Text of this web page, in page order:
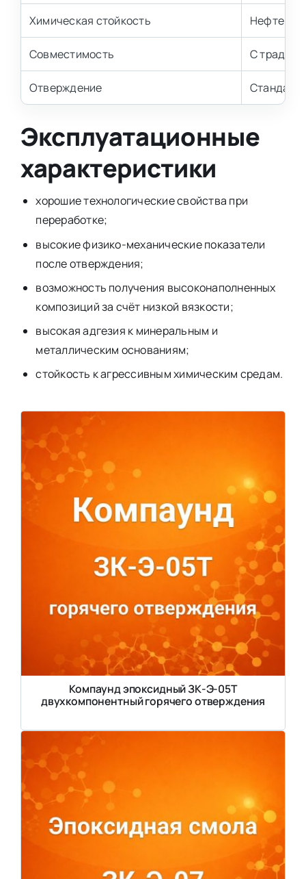
Химическая стойкость
Совместимость С
Отверждение
Эксплуатационные
характеристики
хорошие технологические свойства при
переработке;
высокие физико-механические показатели
после отверждения;
возможность получения высоконаполненных
композиций за счёт низкой вязкости;
высокая адгезия к минеральным и
металлическим основаниям;
стойкость к агрессивным химическим средам.
Компаунд эпоксидный ЗК-Э-05Т
двухкомпонентный горячего отверждения